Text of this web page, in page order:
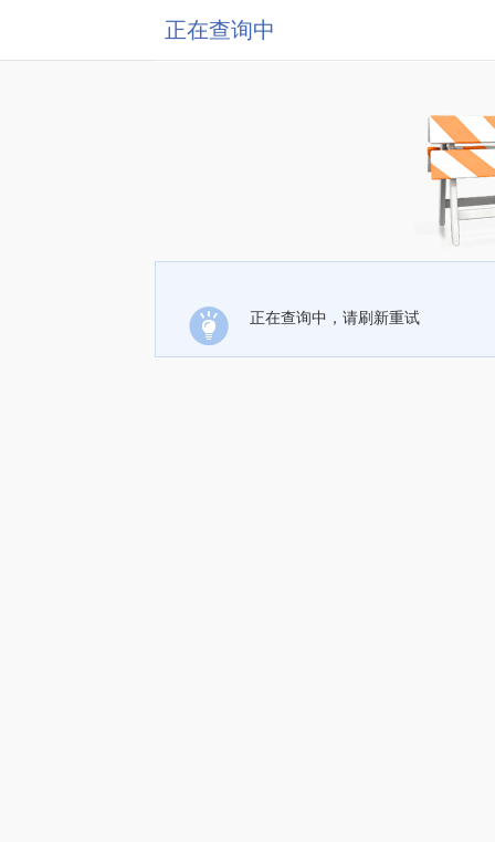
正在查询中
正在查询中，请刷新重试